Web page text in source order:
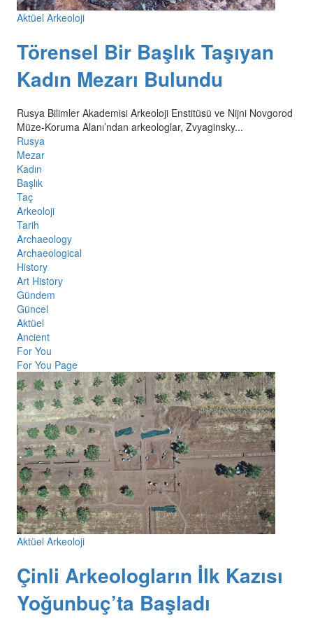
Aktüel Arkeoloji
Törensel Bir Başlık Taşıyan
Kadın Mezarı Bulundu
Rusya Bilimler Akademisi Arkeoloji Enstitüsü ve Nijni Novgorod
Müze-Koruma Alanı’ndan arkeologlar, Zvyaginsky...
Rusya
Mezar
Kadın
Başlık
Taç
Arkeoloji
Tarih
Archaeology
Archaeological
History
Art History
Gündem
Güncel
Aktüel
Ancient
For You
For You Page
Aktüel Arkeoloji
Çinli Arkeologların İlk Kazısı
Yoğunbuç’ta Başladı